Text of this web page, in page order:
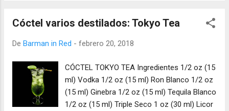
Cóctel varios destilados: Tokyo Tea
De Barman in Red - febrero 20, 2018
CÓCTEL TOKYO TEA Ingredientes 1/2 oz (15
ml) Vodka 1/2 oz (15 ml) Ron Blanco 1/2 oz
(15 ml) Ginebra 1/2 oz (15 ml) Tequila Blanco
1/2 oz (15 ml) Triple Seco 1 oz (30 ml) Licor